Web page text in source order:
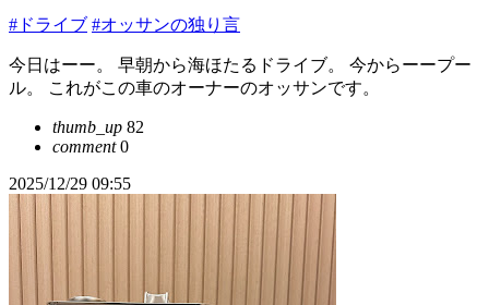
#ドライブ #オッサンの独り言
今日はーー。 早朝から海ほたるドライブ。 今からーープー
ル。 これがこの車のオーナーのオッサンです。
thumb_up 82
comment0
2025/12/29 09:55